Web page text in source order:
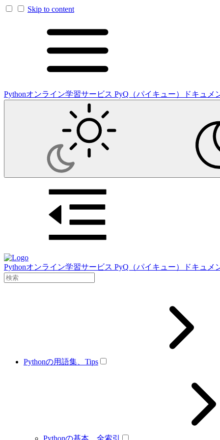
Skip to content
Pythonオンライン学習サービス PyQ（パイキュー）ドキュメ
Pythonオンライン学習サービス PyQ（パイキュー）ドキュメ
Pythonの用語集、Tips
Pythonの基本、全索引